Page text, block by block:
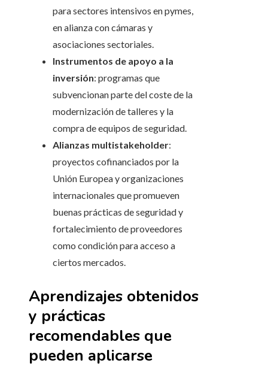
para sectores intensivos en pymes,
en alianza con cámaras y
asociaciones sectoriales.
Instrumentos de apoyo a la
inversión: programas que
subvencionan parte del coste de la
modernización de talleres y la
compra de equipos de seguridad.
Alianzas multistakeholder:
proyectos cofinanciados por la
Unión Europea y organizaciones
internacionales que promueven
buenas prácticas de seguridad y
fortalecimiento de proveedores
como condición para acceso a
ciertos mercados.
Aprendizajes obtenidos
y prácticas
recomendables que
pueden aplicarse